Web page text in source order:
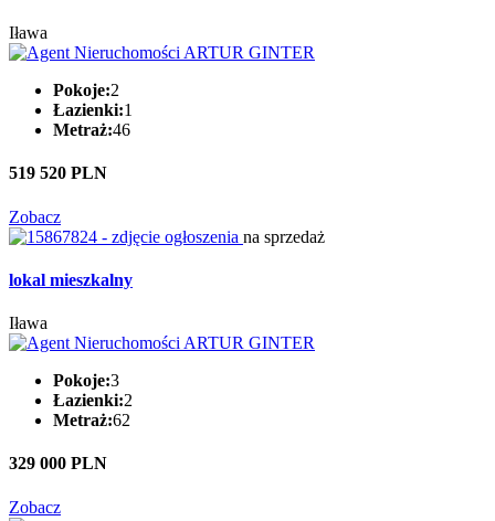
Iława
Pokoje:2
Łazienki:1
Metraż:46
519 520 PLN
Zobacz
na sprzedaż
lokal mieszkalny
Iława
Pokoje:3
Łazienki:2
Metraż:62
329 000 PLN
Zobacz